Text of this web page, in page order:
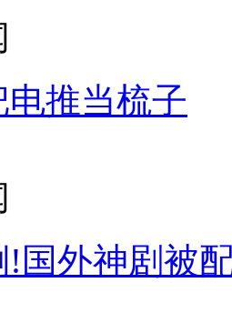
电推当梳子
!国外神剧被